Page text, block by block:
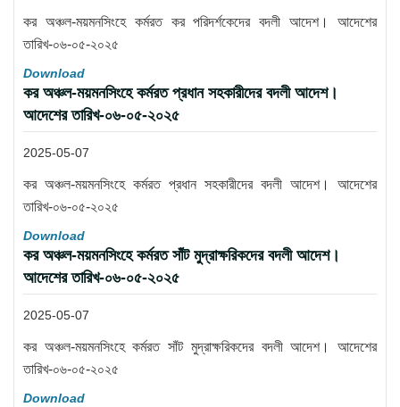
কর অঞ্চল-ময়মনসিংহে কর্মরত কর পরিদর্শকেদের বদলী আদেশ। আদেশের
তারিখ-০৬-০৫-২০২৫
Download
কর অঞ্চল-ময়মনসিংহে কর্মরত প্রধান সহকারীদের বদলী আদেশ।
আদেশের তারিখ-০৬-০৫-২০২৫
2025-05-07
কর অঞ্চল-ময়মনসিংহে কর্মরত প্রধান সহকারীদের বদলী আদেশ। আদেশের
তারিখ-০৬-০৫-২০২৫
Download
কর অঞ্চল-ময়মনসিংহে কর্মরত সাঁট মুদ্রাক্ষরিকদের বদলী আদেশ।
আদেশের তারিখ-০৬-০৫-২০২৫
2025-05-07
কর অঞ্চল-ময়মনসিংহে কর্মরত সাঁট মুদ্রাক্ষরিকদের বদলী আদেশ। আদেশের
তারিখ-০৬-০৫-২০২৫
Download